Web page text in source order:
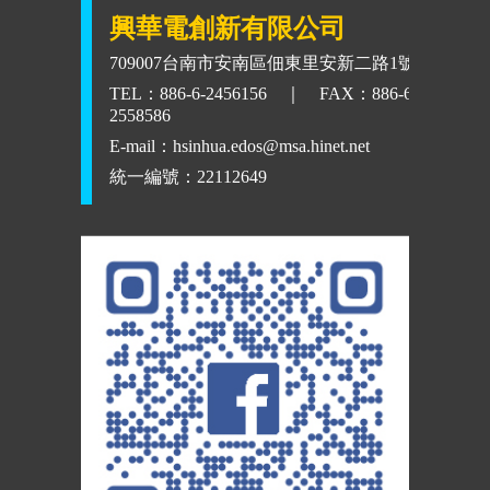
興華電創新有限公司
709007台南市安南區佃東里安新二路1號
TEL：886-6-2456156 ｜ FAX：886-6-
2558586
E-mail： hsinhua.edos@msa.hinet.net
統一編號：22112649